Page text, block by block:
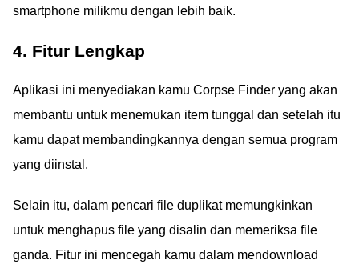
smartphone milikmu dengan lebih baik.
4. Fitur Lengkap
Aplikasi ini menyediakan kamu Corpse Finder yang akan
membantu untuk menemukan item tunggal dan setelah itu
kamu dapat membandingkannya dengan semua program
yang diinstal.
Selain itu, dalam pencari file duplikat memungkinkan
untuk menghapus file yang disalin dan memeriksa file
ganda. Fitur ini mencegah kamu dalam mendownload